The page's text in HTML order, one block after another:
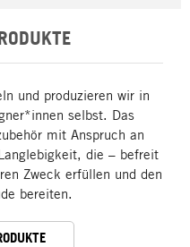
und produzieren wir in
selbst. Das
mit Anspruch an
die – befreit
Zweck erfüllen und den
bereiten.